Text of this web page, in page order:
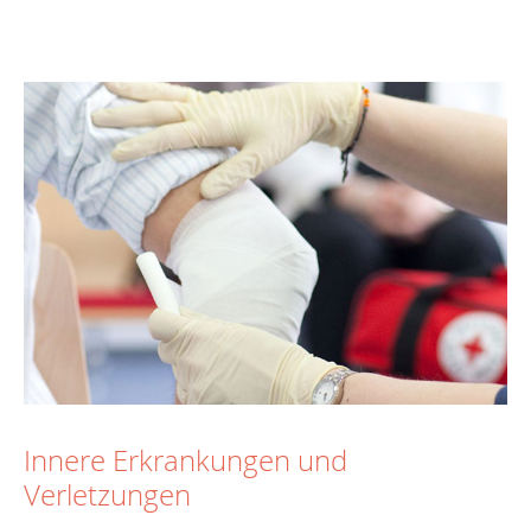
Innere Erkrankungen und
Verletzungen